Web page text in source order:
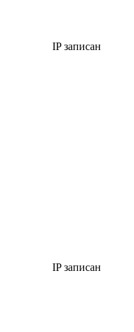
IP записан
IP записан